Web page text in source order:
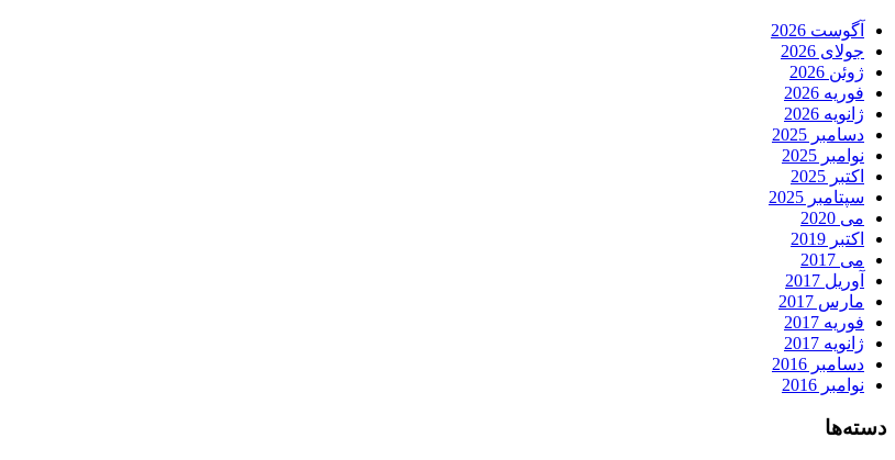
آگوست 2026
جولای 2026
ژوئن 2026
فوریه 2026
ژانویه 2026
دسامبر 2025
نوامبر 2025
اکتبر 2025
سپتامبر 2025
می 2020
اکتبر 2019
می 2017
آوریل 2017
مارس 2017
فوریه 2017
ژانویه 2017
دسامبر 2016
نوامبر 2016
دسته‌ها